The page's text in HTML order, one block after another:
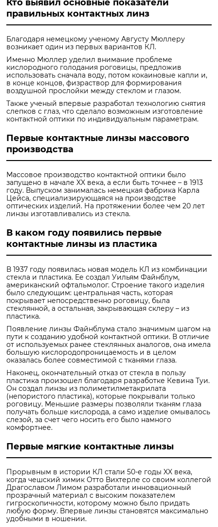
Кто выявил основные показатели
правильных контактных линз
Благодаря немецкому ученому Августу Мюллеру
возникает один из первых вариантов КЛ.
Именно Мюллер уделил внимание проблеме
кислородного голодания роговицы, предложив
использовать сначала воду, потом кокаиновые капли и,
в конце концов, физраствор для формирования
воздушной прослойки между стеклом и глазом.
Также ученый впервые разработал технологию снятия
слепков с глаз, что сделало возможным изготовление
контактной оптики по индивидуальным параметрам.
Первые контактные линзы массового
производства
Массовое производство контактной оптики было
запущено в начале XX века, а если быть точнее – в 1913
году. Выпуском занималась немецкая фабрика Карла
Цейса, специализирующаяся на производстве
оптических изделий. На протяжении более чем 20 лет
линзы изготавливались из стекла.
В каком году появились первые
контактные линзы из пластика
В 1937 году появилась новая модель КЛ из комбинации
стекла и пластика. Ее создал Уильям Файнблум,
американский офтальмолог. Строение такого изделия
было следующим: центральная часть, которая
покрывает непосредственно роговицу, была
стеклянной, а остальная, закрывающая склеру – из
пластика.
Появление линзы Файнблума стало значимым шагом на
пути к созданию удобной контактной оптики. В отличие
от используемых ранее стеклянных аналогов, она имела
большую кислородопроницаемость и в целом
оказалась более совместимой с тканями глаза.
Наконец, окончательный отказ от стекла в пользу
пластика произошел благодаря разработке Кевина Туи.
Он создал линзы из полиметилметакрилата
(непористого пластика), которые покрывали только
роговицу. Меньшие размеры позволяли тканям глаза
получать больше кислорода, а само изделие омывалось
слезой, за счет чего носить его было намного
комфортнее.
Первые мягкие контактные линзы
Прорывным в истории КЛ стали 50-е годы XX века,
когда чешский химик Отто Вихтерле со своим коллегой
Драгославом Лимом разработали инновационный
прозрачный материал с высоким показателем
гигроскопичности, которому можно было придать
любую форму. Впервые линзы становятся максимально
удобными в ношении.